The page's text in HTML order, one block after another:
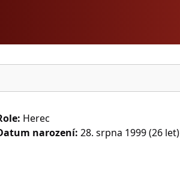
Herec
narození: 28. srpna 1999 (26 let)